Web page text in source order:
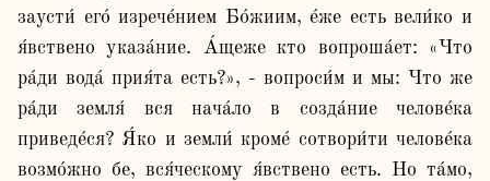
заусти́ его́ изрече́нием Бо́жиим, е́же есть вели́ко и
я́вствено указа́ние. А́щеже кто вопроша́ет: «Что
ра́ди вода́ прия́та есть?», - вопроси́м и мы: Что же
ра́ди земля́ вся нача́ло в созда́ние челове́ка
приведе́ся? Я́ко и земли́ кроме́ сотвори́ти челове́ка
возмо́жно бе, вся́ческому я́вствено есть. Но та́мо,